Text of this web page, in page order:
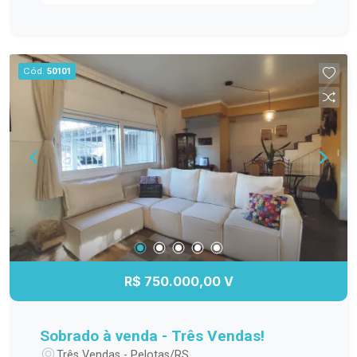
o dia a dia. Andar: Baixo Posição solar: Sol da
tarde Uma ótima oportunidade para morar ou
investir em uma das regiões mais valorizadas e
com maior crescimento da cidade. Entre em
contato para mais informações ou para agendar
uma visita.
Cód. 50101
R$ 750.000,00 V
Sobrado à venda - Três Vendas!